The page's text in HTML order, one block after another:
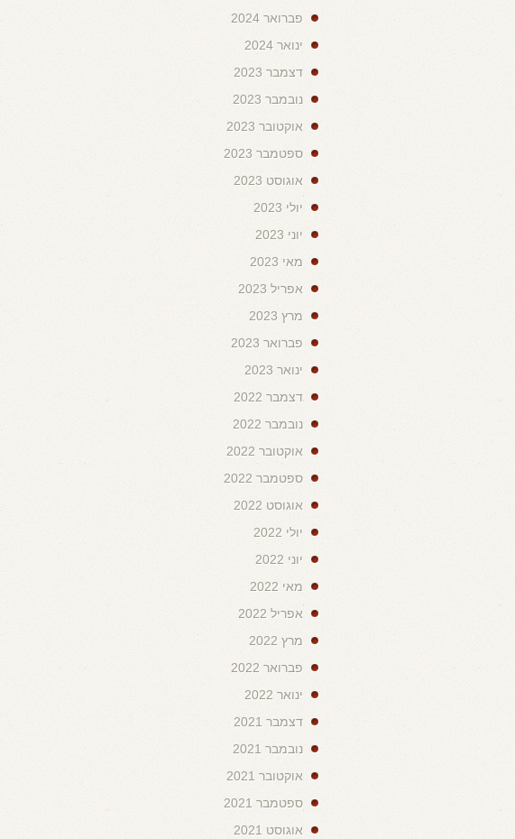
פברואר 2024
ינואר 2024
דצמבר 2023
נובמבר 2023
אוקטובר 2023
ספטמבר 2023
אוגוסט 2023
יולי 2023
יוני 2023
מאי 2023
אפריל 2023
מרץ 2023
פברואר 2023
ינואר 2023
דצמבר 2022
נובמבר 2022
אוקטובר 2022
ספטמבר 2022
אוגוסט 2022
יולי 2022
יוני 2022
מאי 2022
אפריל 2022
מרץ 2022
פברואר 2022
ינואר 2022
דצמבר 2021
נובמבר 2021
אוקטובר 2021
ספטמבר 2021
אוגוסט 2021